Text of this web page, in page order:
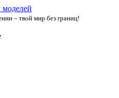
– твой мир без границ!